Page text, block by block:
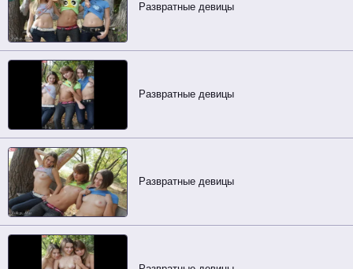
Развратные девицы
Развратные девицы
Развратные девицы